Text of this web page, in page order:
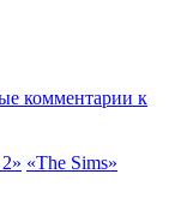
комментарии к
«The Sims»